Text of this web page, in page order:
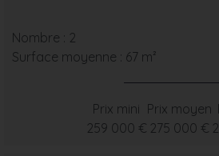
Nombre : 2
Surface moyenne : 67 m²
Prix mini
259 000 €
Prix moyen
275 000 €